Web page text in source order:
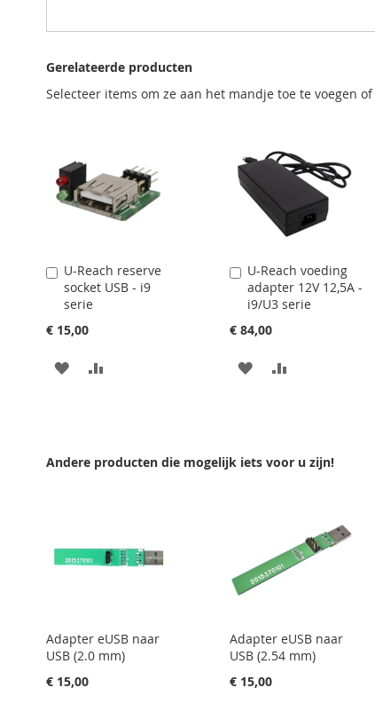
Gerelateerde producten
Selecteer items om ze aan het mandje toe te voegen of
U-Reach reserve
socket USB - i9
serie
€ 15,00
In
Winkelwagen
VOEG
VERLANGLIJST
VERGELIJKEN
U-Reach voeding
adapter 12V 12,5A -
i9/U3 serie
€ 84,00
In
Winkelwagen
VOEG
VERLANGLIJST
VERGELIJKEN
Andere producten die mogelijk iets voor u zijn!
Adapter eUSB naar
USB (2.0 mm)
€ 15,00
Adapter eUSB naar
USB (2.54 mm)
€ 15,00